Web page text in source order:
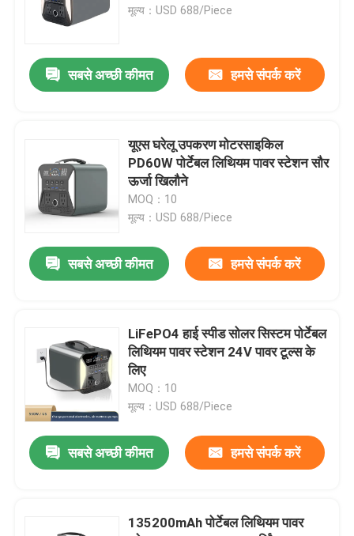
संपर्क करें
एक उद्धरण का अनुरोध करें
लिथियम आयरन फॉस्फेट बैटरी सेल
होम इन्वर्टर लिथियम बैटरी
पावर टूल लिथियम आयन बैटरी
पोर्टेबल लिथियम पावर स्टेशन
रिचार्जेबल बैटरी पावर बैंक
होम सोलर इन्वर्टर सिस्टम
इलेक्ट्रिक वाहन लिथियम आयन बैटरी
मूल्य：USD 688/Piece
सबसे अच्छी कीमत हमसे संपर्क करें
यूएस घरेलू उपकरण मोटरसाइकिल
PD60W पोर्टेबल लिथियम पावर स्टेशन सौर
ऊर्जा खिलौने
MOQ：10
मूल्य：USD 688/Piece
सबसे अच्छी कीमत हमसे संपर्क करें
LiFePO4 हाई स्पीड सोलर सिस्टम पोर्टेबल
लिथियम पावर स्टेशन 24V पावर टूल्स के
लिए
MOQ：10
मूल्य：USD 688/Piece
सबसे अच्छी कीमत हमसे संपर्क करें
135200mAh पोर्टेबल लिथियम पावर